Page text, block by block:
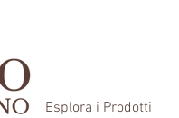
Esplora i Prodotti